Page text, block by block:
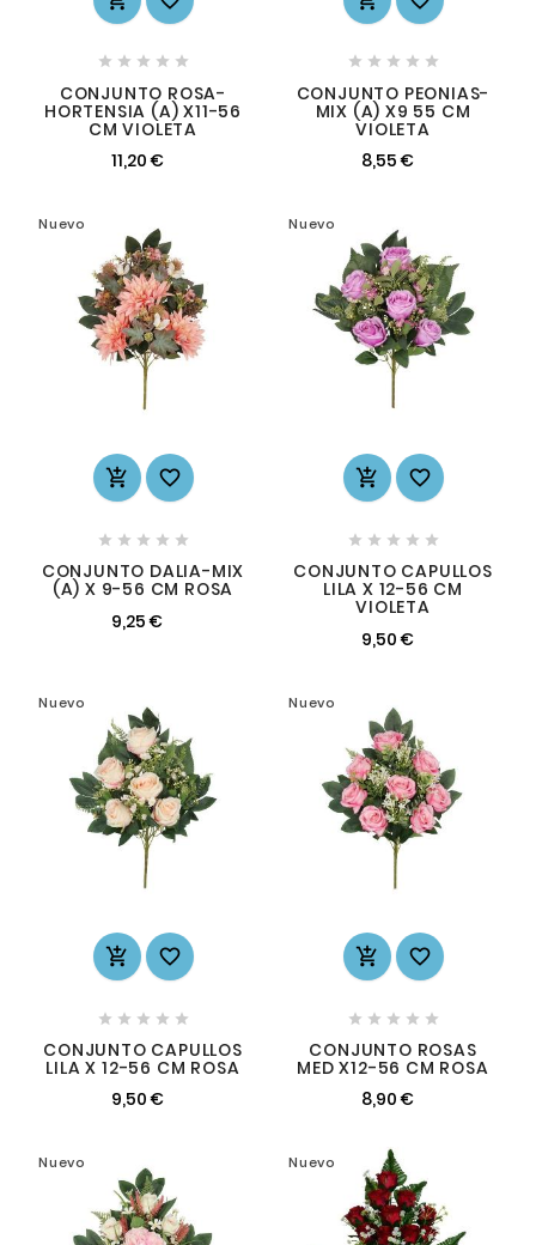
    
CONJUNTO ROSA-
HORTENSIA (A) X11-56
CM VIOLETA
11,20 €
    
CONJUNTO PEONIAS-
MIX (A) X9 55 CM
VIOLETA
8,55 €
Nuevo
 
    
CONJUNTO DALIA-MIX
(A) X 9-56 CM ROSA
9,25 €
Nuevo
 
    
CONJUNTO CAPULLOS
LILA X 12-56 CM
VIOLETA
9,50 €
Nuevo
 
    
CONJUNTO CAPULLOS
LILA X 12-56 CM ROSA
9,50 €
Nuevo
 
    
CONJUNTO ROSAS
MED X12-56 CM ROSA
8,90 €
Nuevo Nuevo